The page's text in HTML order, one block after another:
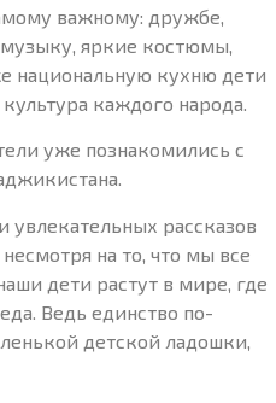
важному: дружбе,
яркие костюмы,
национальную кухню дети
каждого народа.
уже познакомились с
рассказов
на то, что мы все
дети растут в мире, где
Ведь единство по-
детской ладошки,